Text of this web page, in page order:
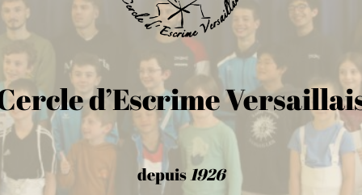
d’Escrime
depuis1926